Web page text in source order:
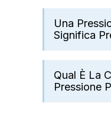
Una
Significa
Qual È La
Pressione